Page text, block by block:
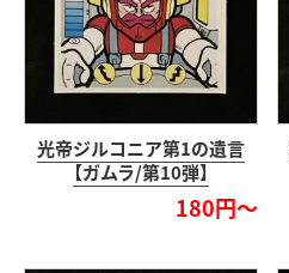
光帝ジルコニア第1の遺言
【ガムラ/第10弾】
180円～